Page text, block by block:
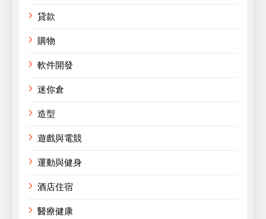
貸款
購物
軟件開發
迷你倉
造型
遊戲與電競
運動與健身
酒店住宿
醫療健康